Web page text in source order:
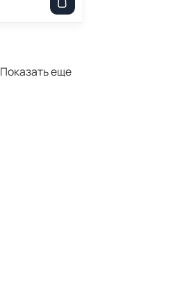
Показать еще